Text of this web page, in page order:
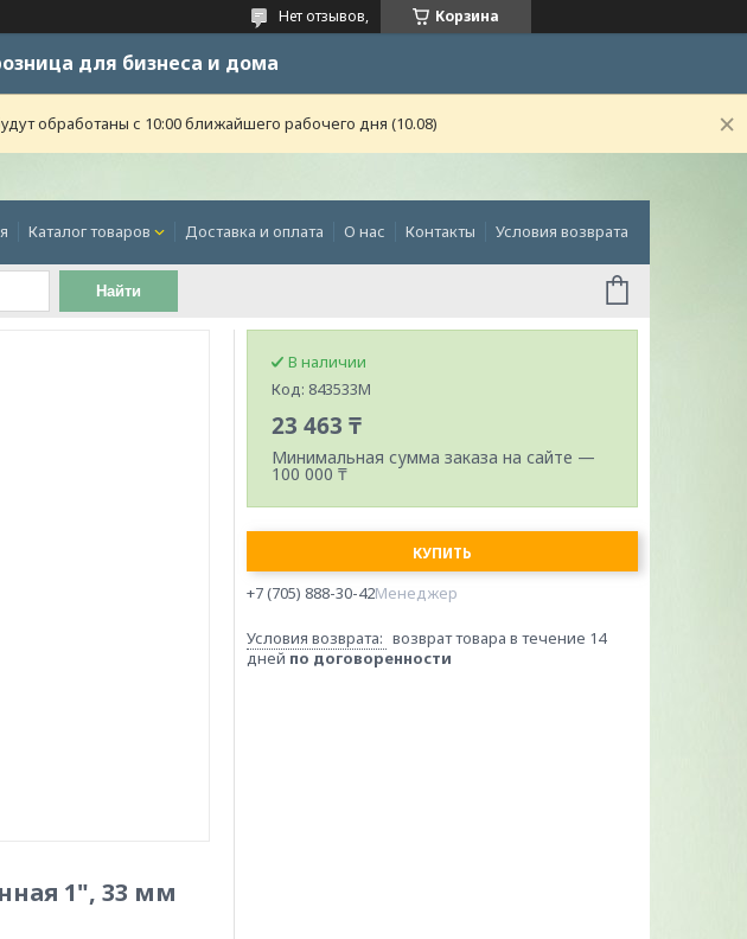
Корзина
Нет отзывов,
для бизнеса и дома
обработаны с 10:00 ближайшего рабочего дня (10.08)
Каталог товаров Доставка и оплата О нас Контакты Условия возврата
Найти
1", 33 мм
В наличии
Код: 843533M
23 463 ₸
Минимальная сумма заказа на сайте —
100 000 ₸
КУПИТЬ
+7 (705) 888-30-42Менеджер
возврат товара в течение 14
дней по договоренности